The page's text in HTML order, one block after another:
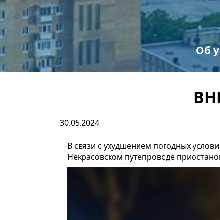
Об
30.05.2024
В связи с ухудшением погодных
Некрасовском путепроводе